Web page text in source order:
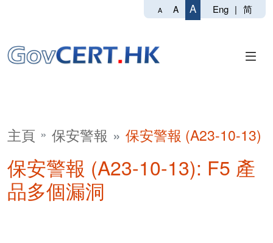
A A A Eng | 简
主頁 保安警報 保安警報 (A23-10-13)
保安警報 (A23-10-13): F5 產
品多個漏洞